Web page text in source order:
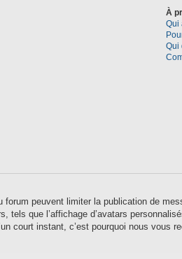
À
Qui
Qui
forum peuvent limiter la publication de
que l’affichage d’avatars
court instant, c’est pourquoi nous vous